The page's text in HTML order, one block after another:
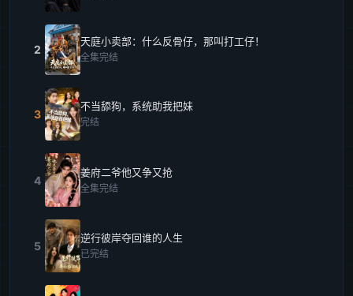
2
天庭小卖部：什么反骨仔，那叫打工仔！
全集完结
3
不当舔狗，系统助我把妹
完结
4
姜府二爷他又争又抢
全集完结
5
逆行彼岸夺回谁的人生
已完结